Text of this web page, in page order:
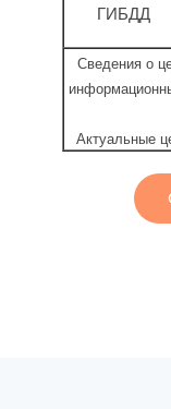
ГИБДД
Сведения о
Актуальные